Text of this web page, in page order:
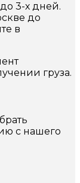
3-х дней.
до
в
груза.
с нашего